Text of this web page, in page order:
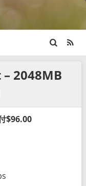
2048MB
$96.00